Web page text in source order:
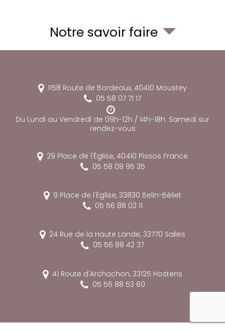
Notre savoir faire
1158 Route de Bordeaux, 40410 Moustey
05 58 07 71 17
Du Lundi au Vendredi de 09h-12h / 14h-18h. Samedi sur
rendez-vous
29 Place de l'Église, 40410 Pissos France
05 58 08 95 35
9 Place de l'Église, 33830 Belin-Béliet
05 56 88 02 11
24 Rue de la Haute Lande, 33770 Salles
05 56 88 42 37
41 Route d'Archachon, 33125 Hostens
05 56 88 53 60